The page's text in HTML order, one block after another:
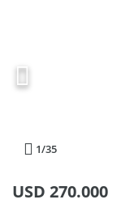
1/35
USD 270.000